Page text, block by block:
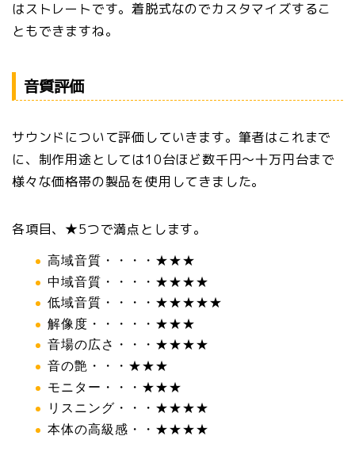
はストレートです。着脱式なのでカスタマイズするこ
ともできますね。
音質評価
サウンドについて評価していきます。筆者はこれまで
に、制作用途としては10台ほど数千円〜十万円台まで
様々な価格帯の製品を使用してきました。
各項目、★5つで満点とします。
高域音質・・・・★★★
中域音質・・・・★★★★
低域音質・・・・★★★★★
解像度・・・・・★★★
音場の広さ・・・★★★★
音の艶・・・★★★
モニター・・・★★★
リスニング・・・★★★★
本体の高級感・・★★★★